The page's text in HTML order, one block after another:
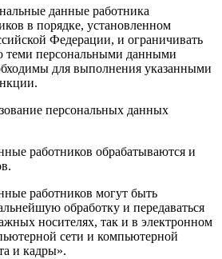
данные работника
в порядке, установленном
Федерации, и ограничивать
теми персональными данными
для выполнения указанными
персональных данных
работников обрабатываются и
работников могут быть
обработку и передаваться
носителях, так и в электронном
сети и компьютерной
и кадры».